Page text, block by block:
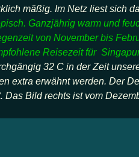
mäßig. Im Netz liest sich
Ganzjährig warm und
von November bis
Reisezeit für
32 C in der Zeit
extra erwähnt werden. Der
Das Bild rechts ist vom